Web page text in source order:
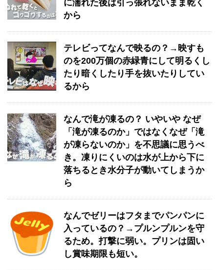
に濡れた後は引っ張れないまま乾く
から
テレビってなんで映るの？→映すも
のを200万個の赤緑青にして明るくし
たり暗くしたり手を抜いたりしてい
るから
なんで滝が凍るの？ いやいや なぜ
「滝が凍るのか」ではなくなぜ「滝
が凍らないのか」を不思議に思うべ
き。凍りにくいのは水が上から下に
落ちるとき水分子が動いてしまうか
ら
なんでゼリーはフタまでパンパンに
入っているの？→プルンプルンを守
るため。打撃に弱い。プリンは固い
し賞味期限も短い。